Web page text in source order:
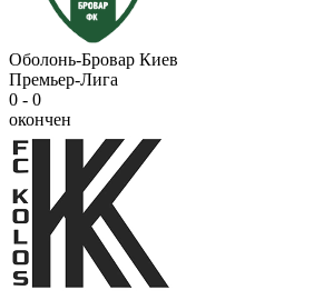
Оболонь-Бровар Киев
Премьер-Лига
0 - 0
окончен